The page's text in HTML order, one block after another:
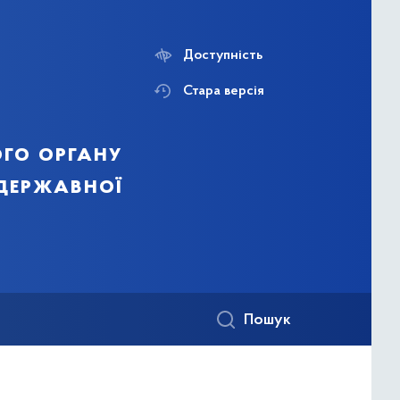
органу
Доступність
Стара версія
Пошук